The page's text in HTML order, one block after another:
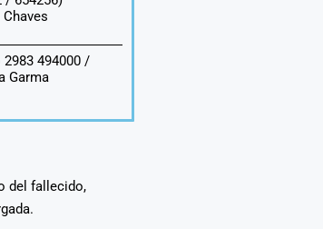
494000 /
Garma
del fallecido,